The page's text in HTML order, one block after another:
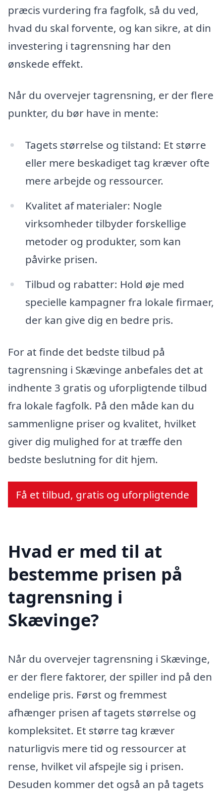
præcis vurdering fra fagfolk, så du ved,
hvad du skal forvente, og kan sikre, at din
investering i tagrensning har den
ønskede effekt.
Når du overvejer tagrensning, er der flere
punkter, du bør have in mente:
Tagets størrelse og tilstand: Et større
eller mere beskadiget tag kræver ofte
mere arbejde og ressourcer.
Kvalitet af materialer: Nogle
virksomheder tilbyder forskellige
metoder og produkter, som kan
påvirke prisen.
Tilbud og rabatter: Hold øje med
specielle kampagner fra lokale firmaer,
der kan give dig en bedre pris.
For at finde det bedste tilbud på
tagrensning i Skævinge anbefales det at
indhente 3 gratis og uforpligtende tilbud
fra lokale fagfolk. På den måde kan du
sammenligne priser og kvalitet, hvilket
giver dig mulighed for at træffe den
bedste beslutning for dit hjem.
Få et tilbud, gratis og uforpligtende
Hvad er med til at
bestemme prisen på
tagrensning i
Skævinge?
Når du overvejer tagrensning i Skævinge,
er der flere faktorer, der spiller ind på den
endelige pris. Først og fremmest
afhænger prisen af tagets størrelse og
kompleksitet. Et større tag kræver
naturligvis mere tid og ressourcer at
rense, hvilket vil afspejle sig i prisen.
Desuden kommer det også an på tagets